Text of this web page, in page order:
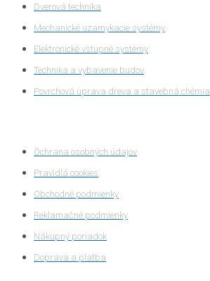
Dverová technika
Mechanické uzamykacie systémy
Elektronické vstupné systémy
Technika a vybavenie budov
Povrchová úprava dreva a stavebná chémia
Ochrana osobných údajov
Pravidlá cookies
Obchodné podmienky
Reklamačné podmienky
Nákupný poriadok
Doprava a platba